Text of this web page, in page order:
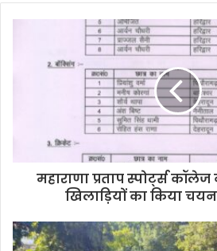
d
s
s
महाराणा प्रताप स्पोर्ट्स
खिलाड़ियों का किया